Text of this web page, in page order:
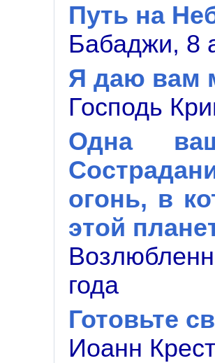
Путь на
Бабаджи, 8
Я даю вам
Господь
Одна
огонь, в
этой
года
Готовьте
Иоанн